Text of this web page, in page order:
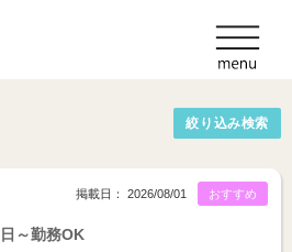
絞り込み検索
おすすめ
掲載日： 2026/08/01
～勤務OK